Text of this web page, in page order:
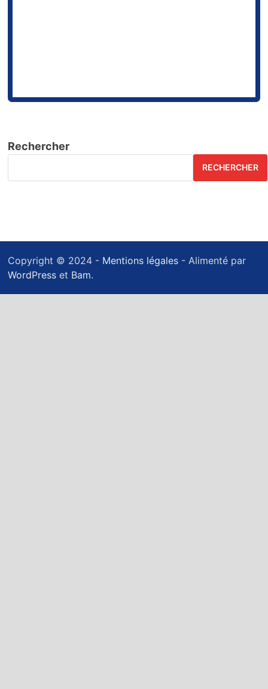
Rechercher
RECHERCHER
Copyright © 2024 - Mentions légales- Alimenté par
WordPresset Bam.